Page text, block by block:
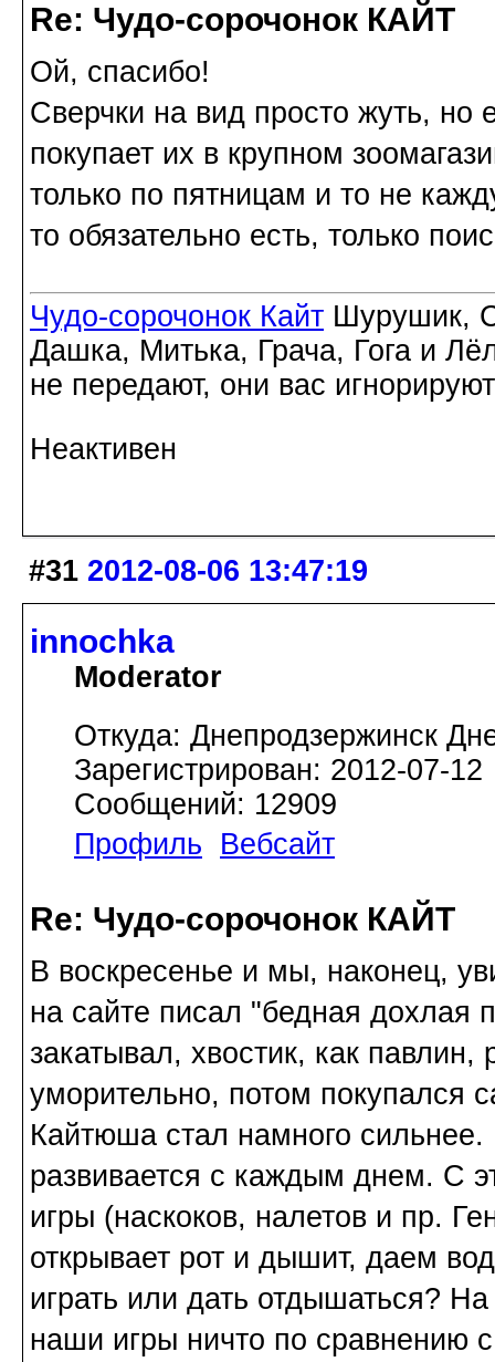
Re: Чудо-сорочонок КАЙТ
Ой, спасибо!
Сверчки на вид просто жуть,
покупает их в крупном
только по пятницам и то не
то обязательно есть, только
Чудо-сорочонок Кайт Шурушик,
Дашка, Митька, Грача, Гога и
не передают, они вас игнорируют
Неактивен
#31 2012-08-06 13:47:19
innochka
Moderator
Откуда: Днепродзержинск
Зарегистрирован: 2012-07-12
Сообщений: 12909
Профиль
Вебсайт
Re: Чудо-сорочонок КАЙТ
В воскресенье и мы, наконец,
на сайте писал "бедная дохлая
закатывал, хвостик, как
уморительно, потом покупался
Кайтюша стал намного
развивается с каждым днем. С
игры (наскоков, налетов и пр.
открывает рот и дышит, даем
играть или дать отдышаться?
наши игры ничто по сравнению